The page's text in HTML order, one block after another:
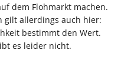
dem Flohmarkt machen.
gilt allerdings auch hier:
bestimmt den Wert.
es leider nicht.